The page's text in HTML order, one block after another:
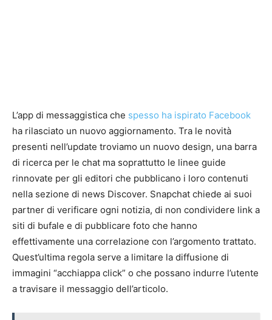
L’app di messaggistica che spesso ha ispirato Facebook
ha rilasciato un nuovo aggiornamento. Tra le novità
presenti nell’update troviamo un nuovo design, una barra
di ricerca per le chat ma soprattutto le linee guide
rinnovate per gli editori che pubblicano i loro contenuti
nella sezione di news Discover. Snapchat chiede ai suoi
partner di verificare ogni notizia, di non condividere link a
siti di bufale e di pubblicare foto che hanno
effettivamente una correlazione con l’argomento trattato.
Quest’ultima regola serve a limitare la diffusione di
immagini “acchiappa click” o che possano indurre l’utente
a travisare il messaggio dell’articolo.